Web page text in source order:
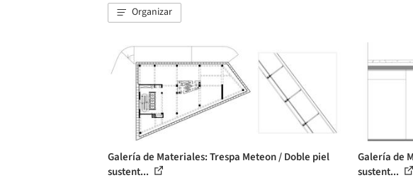
Organizar
Galería de Materiales: Trespa Meteon / Doble piel
sustent...
Galería de
sustent...